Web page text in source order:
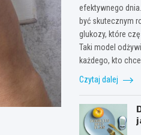
efektywnego
być skutecznym
glukozy, które
Taki model
każdego, kto chce
Czytaj dalej